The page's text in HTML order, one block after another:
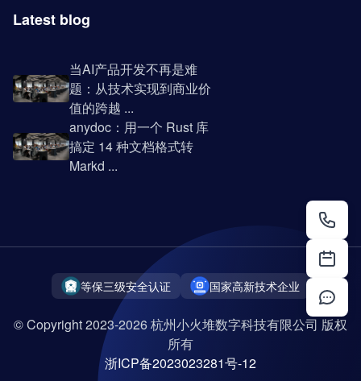
Latest blog
当AI产品开发不再是难
题：从技术实现到商业价
值的跨越 ...
anydoc：用一个 Rust 库
搞定 14 种文档格式转
Markd ...
等保三级安全认证 国家高新技术企业
© Copyright 2023-2026 杭州小火堆数字科技有限公司 版权
所有
浙ICP备2023023281号-12